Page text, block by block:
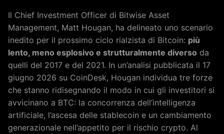
Il Chief Investment Officer di Bitwise Asset
Management, Matt Hougan, ha delineato uno scenario
inedito per il prossimo ciclo rialzista di Bitcoin: più
lento, meno esplosivo e strutturalmente diverso da
quelli del 2017 e del 2021. In un’analisi pubblicata il 17
giugno 2026 su CoinDesk, Hougan individua tre forze
che stanno ridisegnando il modo in cui gli investitori si
avvicinano a BTC: la concorrenza dell’intelligenza
artificiale, l’ascesa delle stablecoin e un cambiamento
generazionale nell’appetito per il rischio crypto. Al